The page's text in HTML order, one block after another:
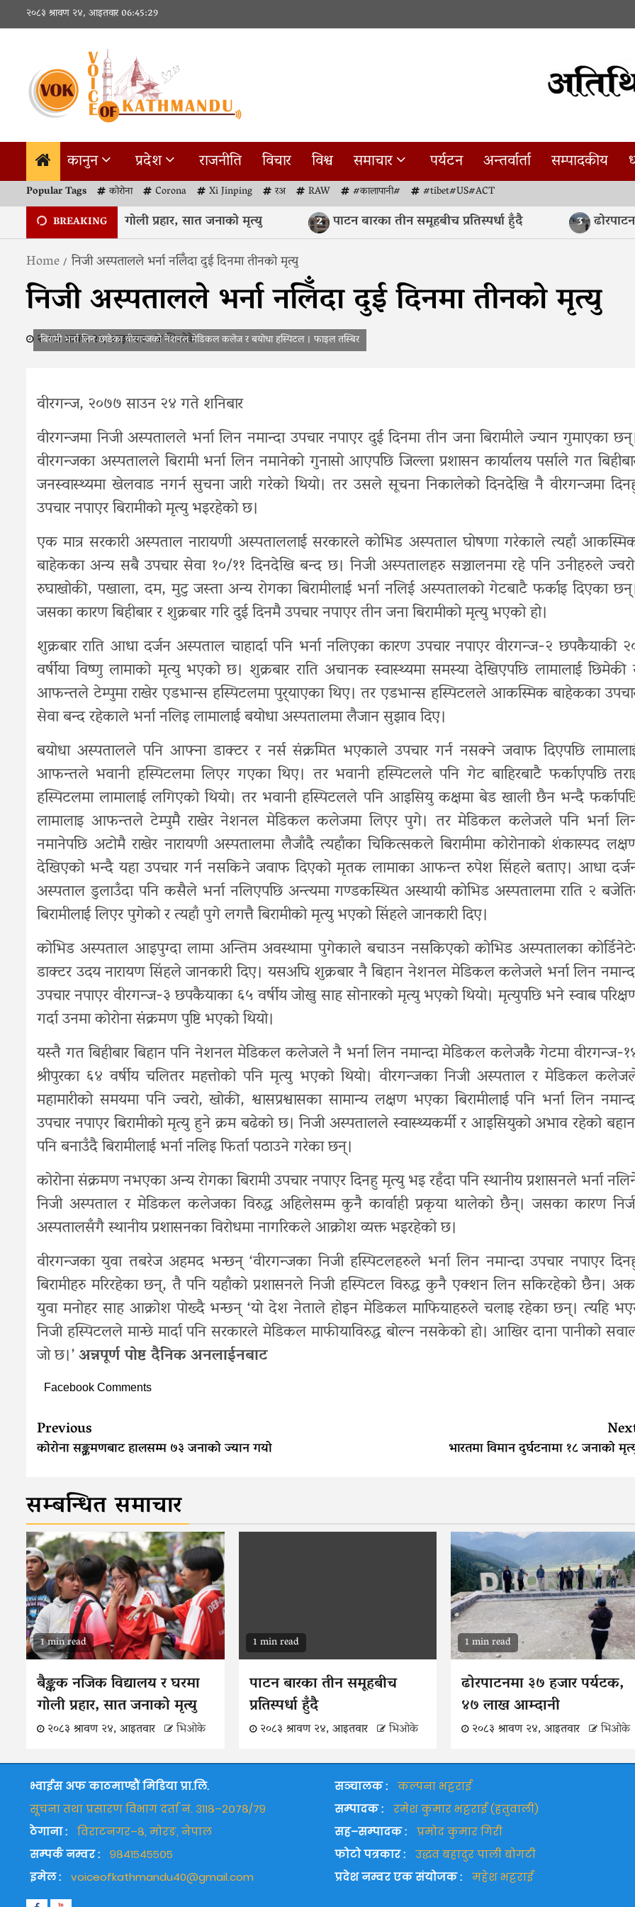
२०८३ श्रावण २४, आइतवार06:45:29
कानुन प्रदेश राजनीति विचार विश्व समाचार पर्यटन अन्तर्वार्ता सम्पादकीय
Popular Tags कोरोना Corona Xi Jinping रअ RAW #कालापानी#
#tibet#US#ACT
BREAKING
विद्यालय र घरमा गोली प्रहार, सात जनाको मृत्यु पाटन बारका तीन समूहबीच प्रतिस्पर्धा हुँदै
Home निजी अस्पतालले भर्ना नलिँदा दुई दिनमा तीनको मृत्यु
निजी अस्पतालले भर्ना नलिँदा दुई दिनमा तीनको मृत्यु
२०७७ श्रावण २५, आइतवार भिओके
बिरामी भर्ना लिन छाडेका वीरगन्जको नेशनल मेडिकल कलेज र बयोधा हस्पिटल । फाइल तस्बिर
वीरगन्ज, २०७७ साउन २४ गते शनिबार
वीरगन्जमा निजी अस्पतालले भर्ना लिन नमान्दा उपचार नपाएर दुई दिनमा तीन जना बिरामीले ज्यान गुमाएका
वीरगन्जका अस्पतालले बिरामी भर्ना लिन नमानेको गुनासो आएपछि जिल्ला प्रशासन कार्यालय पर्साले गत
जनस्वास्थ्यमा खेलवाड नगर्न सुचना जारी गरेको थियो। तर उसले सूचना निकालेको दिनदेखि नै वीरगन्जमा
उपचार नपाएर बिरामीको मृत्यु भइरहेको छ।
एक मात्र सरकारी अस्पताल नारायणी अस्पताललाई सरकारले कोभिड अस्पताल घोषणा गरेकाले त्यहाँ
बाहेकका अन्य सबै उपचार सेवा १०/११ दिनदेखि बन्द छ। निजी अस्पतालहरु सञ्चालनमा रहे पनि उनीहरुले
रुघाखोकी, पखाला, दम, मुटु जस्ता अन्य रोगका बिरामीलाई भर्ना नलिई अस्पतालको गेटबाटै फर्काइ दिएका
जसका कारण बिहीबार र शुक्रबार गरि दुई दिनमै उपचार नपाएर तीन जना बिरामीको मृत्यु भएको हो।
शुक्रबार राति आधा दर्जन अस्पताल चाहार्दा पनि भर्ना नलिएका कारण उपचार नपाएर वीरगन्ज-२ छपकैयाकी
वर्षीया विष्णु लामाको मृत्यु भएको छ। शुक्रबार राति अचानक स्वास्थ्यमा समस्या देखिएपछि लामालाई छिमेकी
आफन्तले टेम्पुमा राखेर एडभान्स हस्पिटलमा पुर्‍याएका थिए। तर एडभान्स हस्पिटलले आकस्मिक बाहेकका
सेवा बन्द रहेकाले भर्ना नलिइ लामालाई बयोधा अस्पतालमा लैजान सुझाव दिए।
बयोधा अस्पतालले पनि आफ्ना डाक्टर र नर्स संक्रमित भएकाले उपचार गर्न नसक्ने जवाफ दिएपछि
आफन्तले भवानी हस्पिटलमा लिएर गएका थिए। तर भवानी हस्पिटलले पनि गेट बाहिरबाटै फर्काएपछि
हस्पिटलमा लामालाई लगिएको थियो। तर भवानी हस्पिटलले पनि आइसियु कक्षमा बेड खाली छैन भन्दै
लामालाइ आफन्तले टेम्पुमै राखेर नेशनल मेडिकल कलेजमा लिएर पुगे। तर मेडिकल कलेजले पनि भर्ना
नमानेपछि अटोमै राखेर नारायणी अस्पतालमा लैजाँदै त्यहाँका चिकित्सकले बिरामीमा कोरोनाको शंकास्पद
देखिएको भन्दै यहा उपचार गर्न नसकिने जवाफ दिएको मृतक लामाका आफन्त रुपेश सिंहले बताए। आधा
अस्पताल डुलाउँदा पनि कसैले भर्ना नलिएपछि अन्त्यमा गण्डकस्थित अस्थायी कोभिड अस्पतालमा राति २
बिरामीलाई लिएर पुगेको र त्यहाँ पुगे लगत्तै बिरामीको मृत्यु भएको सिंहले जानकारी दिए।
कोभिड अस्पताल आइपुग्दा लामा अन्तिम अवस्थामा पुगेकाले बचाउन नसकिएको कोभिड अस्पतालका
डाक्टर उदय नारायण सिंहले जानकारी दिए। यसअघि शुक्रबार नै बिहान नेशनल मेडिकल कलेजले भर्ना लिन
उपचार नपाएर वीरगन्ज-३ छपकैयाका ६५ वर्षीय जोखु साह सोनारको मृत्यु भएको थियो। मृत्युपछि भने स्वाब
गर्दा उनमा कोरोना संक्रमण पुष्टि भएको थियो।
यस्तै गत बिहीबार बिहान पनि नेशनल मेडिकल कलेजले नै भर्ना लिन नमान्दा मेडिकल कलेजकै गेटमा वीरगन्ज-
श्रीपुरका ६४ वर्षीय चलितर महत्तोको पनि मृत्यु भएको थियो। वीरगन्जका निजी अस्पताल र मेडिकल
महामारीको समयमा पनि ज्वरो, खोकी, श्वासप्रश्वासका सामान्य लक्षण भएका बिरामीलाई पनि भर्ना लिन
उपचार नपाएर बिरामीको मृत्यु हुने क्रम बढेको छ। निजी अस्पतालले स्वास्थ्यकर्मी र आइसियुको अभाव रहेको
पनि बनाउँदै बिरामीलाई भर्ना नलिइ फिर्ता पठाउने गरेका छन्।
कोरोना संक्रमण नभएका अन्य रोगका बिरामी उपचार नपाएर दिनहु मृत्यु भइ रहँदा पनि स्थानीय प्रशासनले भर्ना
निजी अस्पताल र मेडिकल कलेजका विरुद्ध अहिलेसम्म कुनै कार्वाही प्रकृया थालेको छैन्। जसका कारण
अस्पतालसँगै स्थानीय प्रशासनका विरोधमा नागरिकले आक्रोश व्यक्त भइरहेको छ।
वीरगन्जका युवा तबरेज अहमद भन्छन् ‘वीरगन्जका निजी हस्पिटलहरुले भर्ना लिन नमान्दा उपचार नपाएर
बिरामीहरु मरिरहेका छन्, तै पनि यहाँको प्रशासनले निजी हस्पिटल विरुद्ध कुनै एक्शन लिन सकिरहेको छैन।
युवा मनोहर साह आक्रोश पोख्दै भन्छन् ‘यो देश नेताले होइन मेडिकल माफियाहरुले चलाइ रहेका छन्। त्यहि
निजी हस्पिटलले मान्छे मार्दा पनि सरकारले मेडिकल माफीयाविरुद्ध बोल्न नसकेको हो। आखिर दाना पानीको
जो छ।’अन्नपूर्ण पोष्ट दैनिक अनलाईनबाट
Facebook Comments
Continue
Reading
Previous
कोरोना सङ्क्रमणबाट हालसम्म ७३ जनाको ज्यान गयो भारतमा विमान दुर्घटनामा १८ जनाको
सम्बन्धित समाचार
1 min read
बैङ्कक नजिक विद्यालय र घरमा
गोली प्रहार, सात जनाको मृत्यु
२०८३ श्रावण २४, आइतवार भिओके
1 min read
पाटन बारका तीन समूहबीच
प्रतिस्पर्धा हुँदै
२०८३ श्रावण २४, आइतवार भिओके
1 min read
ढोरपाटनमा ३७ हजार पर्यटक,
४७ लाख आम्दानी
२०८३ श्रावण २४, आइतवार भिओके
भ्वाईस अफ काठमाण्डौं मिडिया प्रा.लि.
सूचना तथा प्रसारण विभाग दर्ता नं. ३११८–२०७८/७९
ठेगाना :
विराटनगर–८, मोरङ, नेपाल
सम्पर्क नम्वर :
९८४१५४५५०५
इमेल :
voiceofkathmandu40@gmail.com
सञ्चालक :
कल्पना भट्टराई
सम्पादक :
रमेश कुमार भट्टराई (हतुवाली)
सह–सम्पादक :
प्रमोद कुमार गिरी
फोटो पत्रकार :
उद्धव बहादुर पाली बोगटी
प्रदेश नम्वर एक संयोजक :
महेश भट्टराई